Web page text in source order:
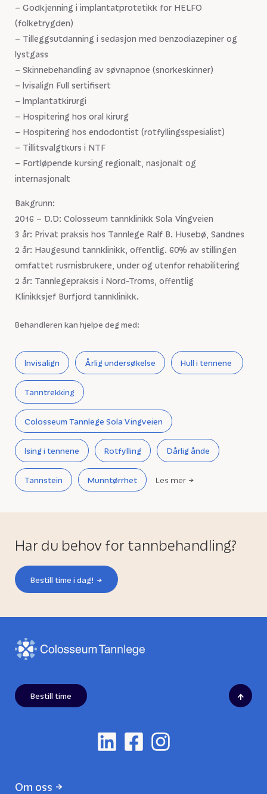
– Godkjenning i implantatprotetikk for HELFO
(folketrygden)
– Tilleggsutdanning i sedasjon med benzodiazepiner og
lystgass
– Skinnebehandling av søvnapnoe (snorkeskinner)
– Ivisalign Full sertifisert
– Implantatkirurgi
– Hospitering hos oral kirurg
– Hospitering hos endodontist (rotfyllingsspesialist)
– Tillitsvalgtkurs i NTF
– Fortløpende kursing regionalt, nasjonalt og
internasjonalt
Bakgrunn:
2016 – D.D: Colosseum tannklinikk Sola Vingveien
3 år: Privat praksis hos Tannlege Ralf B. Husebø, Sandnes
2 år: Haugesund tannklinikk, offentlig. 60% av stillingen
omfattet rusmisbrukere, under og utenfor rehabilitering
2 år: Tannlegepraksis i Nord-Troms, offentlig
Klinikksjef Burfjord tannklinikk.
Behandleren kan hjelpe deg med:
Invisalign Årlig undersøkelse Hull i tennene
Tanntrekking
Colosseum Tannlege Sola Vingveien
Ising i tennene Rotfylling Dårlig ånde
Tannstein Munntørrhet Les mer
Har du behov for tannbehandling?
Bestill time i dag!
Bestill time
Om oss
↑